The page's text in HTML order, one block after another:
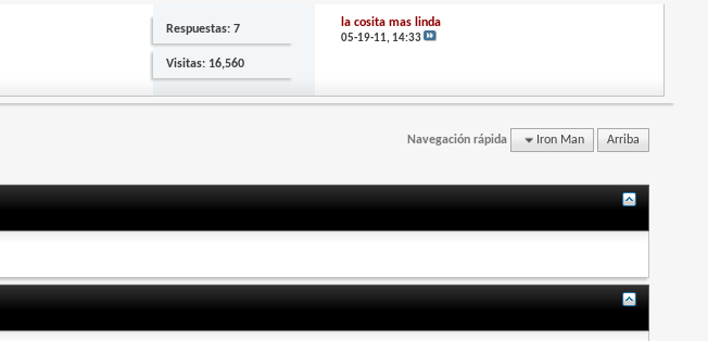
Respuestas: 7
Visitas: 16,560
la cosita mas linda
05-19-11, 14:33
Navegación rápida Iron Man Arriba